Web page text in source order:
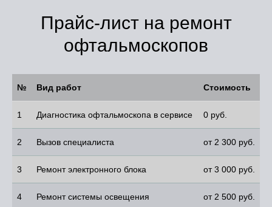
Прайс-лист на ремонт
офтальмоскопов
№ Вид работ Стоимость
1 Диагностика офтальмоскопа в сервисе 0 руб.
2 Вызов специалиста от 2 300 руб.
3 Ремонт электронного блока от 3 000 руб.
4 Ремонт системы освещения от 2 500 руб.